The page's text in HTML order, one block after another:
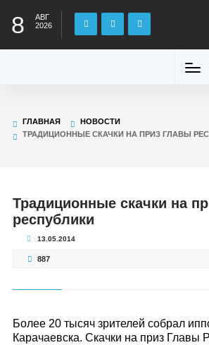
8
АВГ
2026
ГЛАВНАЯ
НОВОСТИ
ТРАДИЦИОННЫЕ СКАЧКИ НА ПРИЗ ГЛАВЫ
Традиционные скачки на
республики
13.05.2014
887
Более 20 тысяч зрителей собрал
Карачаевска. Скачки на приз Главы